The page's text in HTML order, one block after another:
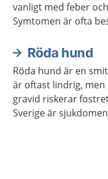
vanligt med feber
Symtomen är ofta
viruset kvar i
Röda hund
Röda hund är en
är oftast lindrig,
gravid riskerar
Sverige är